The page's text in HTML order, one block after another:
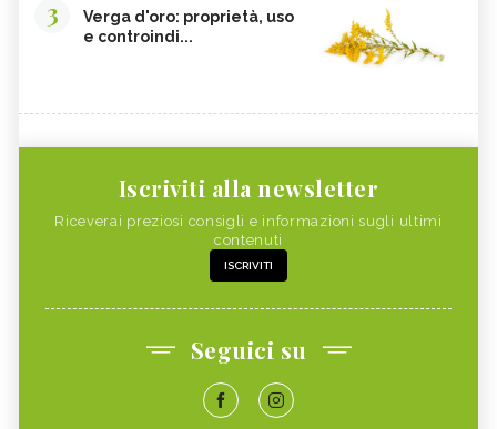
3
Verga d'oro: proprietà, uso
e controindi...
Iscriviti alla newsletter
Riceverai preziosi consigli e informazioni sugli ultimi
contenuti
ISCRIVITI
Seguici su